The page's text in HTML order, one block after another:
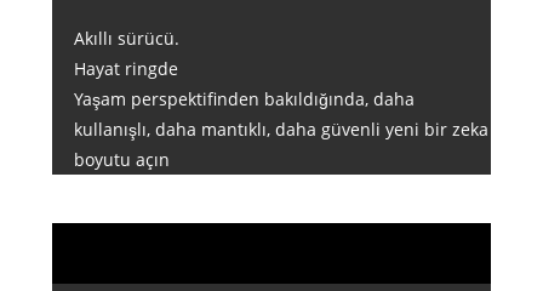
Akıllı sürücü.
Hayat ringde
Yaşam perspektifinden bakıldığında, daha
kullanışlı, daha mantıklı, daha güvenli yeni bir zeka
boyutu açın